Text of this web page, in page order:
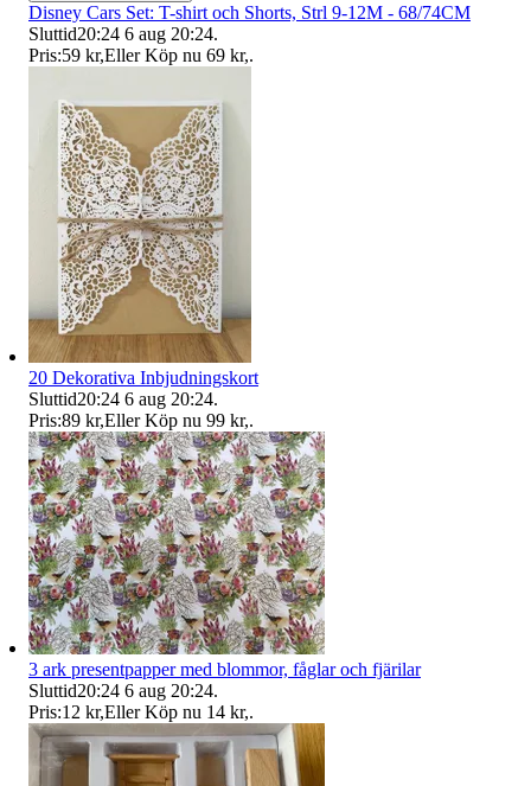
Disney Cars Set: T-shirt och Shorts, Strl 9-12M - 68/74CM
Sluttid20:24 6 aug 20:24.
Pris:59 kr,Eller Köp nu 69 kr,.
20 Dekorativa Inbjudningskort
Sluttid20:24 6 aug 20:24.
Pris:89 kr,Eller Köp nu 99 kr,.
3 ark presentpapper med blommor, fåglar och fjärilar
Sluttid20:24 6 aug 20:24.
Pris:12 kr,Eller Köp nu 14 kr,.